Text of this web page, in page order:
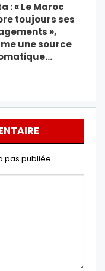
: « Le Maroc
toujours ses
»,
une source
pas publiée.